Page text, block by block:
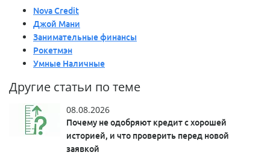
Nova Credit
Джой Мани
Занимательные финансы
Рокетмэн
Умные Наличные
Другие статьи по теме
08.08.2026
Почему не одобряют кредит с хорошей
историей, и что проверить перед новой
заявкой